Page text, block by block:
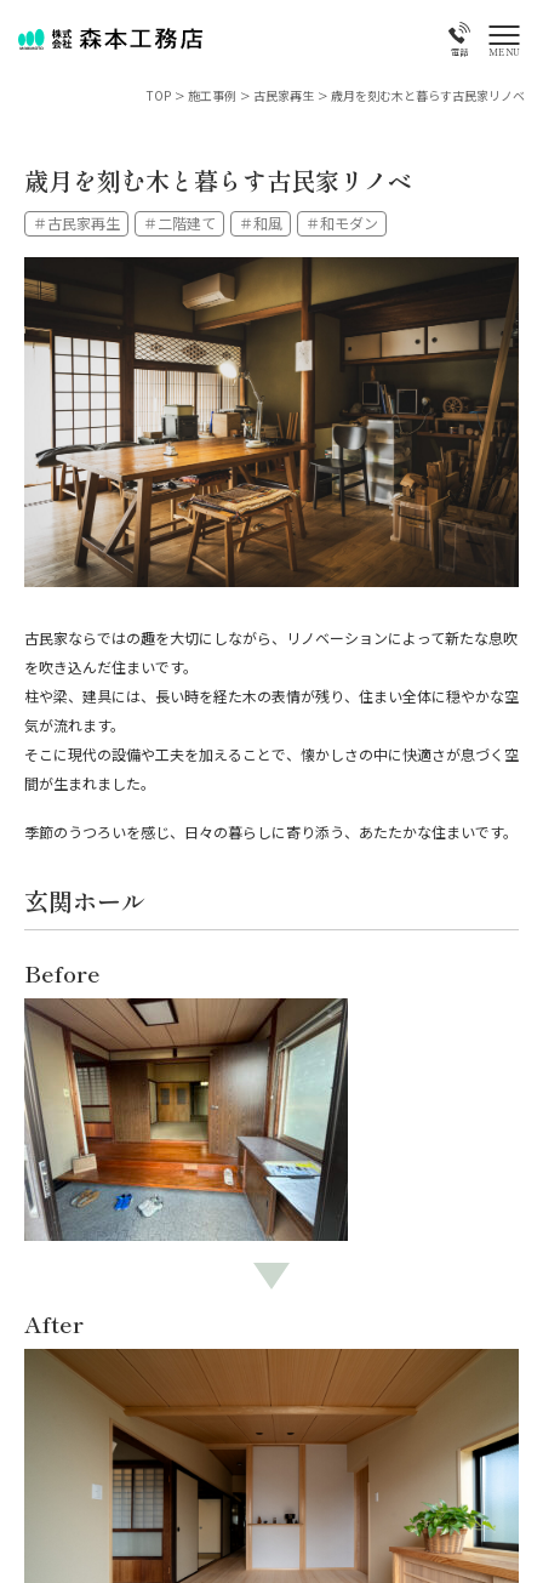
電話 MENU
TOP > 施工事例 > 古民家再生 > 歳月を刻む木と暮らす古民家リノベ
歳月を刻む木と暮らす古民家リノベ
＃古民家再生 ＃二階建て ＃和風 ＃和モダン
古民家ならではの趣を大切にしながら、リノベーションによって新たな息吹
を吹き込んだ住まいです。
柱や梁、建具には、長い時を経た木の表情が残り、住まい全体に穏やかな空
気が流れます。
そこに現代の設備や工夫を加えることで、懐かしさの中に快適さが息づく空
間が生まれました。
季節のうつろいを感じ、日々の暮らしに寄り添う、あたたかな住まいです。
玄関ホール
Before
After